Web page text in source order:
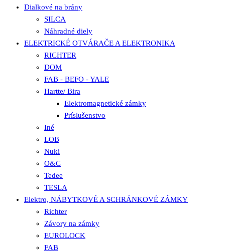
Dialkové na brány
SILCA
Náhradné diely
ELEKTRICKÉ OTVÁRAČE A ELEKTRONIKA
RICHTER
DOM
FAB - BEFO - YALE
Hartte/ Bira
Elektromagnetické zámky
Príslušenstvo
Iné
LOB
Nuki
O&C
Tedee
TESLA
Elektro, NÁBYTKOVÉ A SCHRÁNKOVÉ ZÁMKY
Richter
Závory na zámky
EUROLOCK
FAB